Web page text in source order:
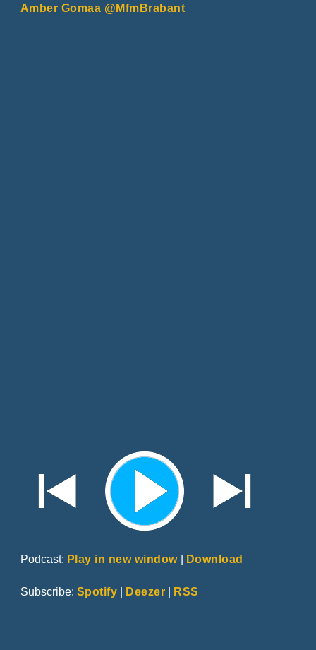
Amber Gomaa @MfmBrabant
Podcast: Play in new window| Download
Subscribe: Spotify Deezer RSS